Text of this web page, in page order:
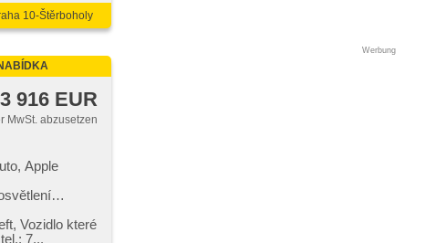
ABS,
(TSA),
10-Štěrboholy
916 EUR
MwSt. abzusetzen
Apple
Vozidlo které
7...
Werbung